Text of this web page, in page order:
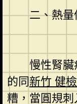
二、熱
慢性腎
的同新竹 健
糟，當圓規